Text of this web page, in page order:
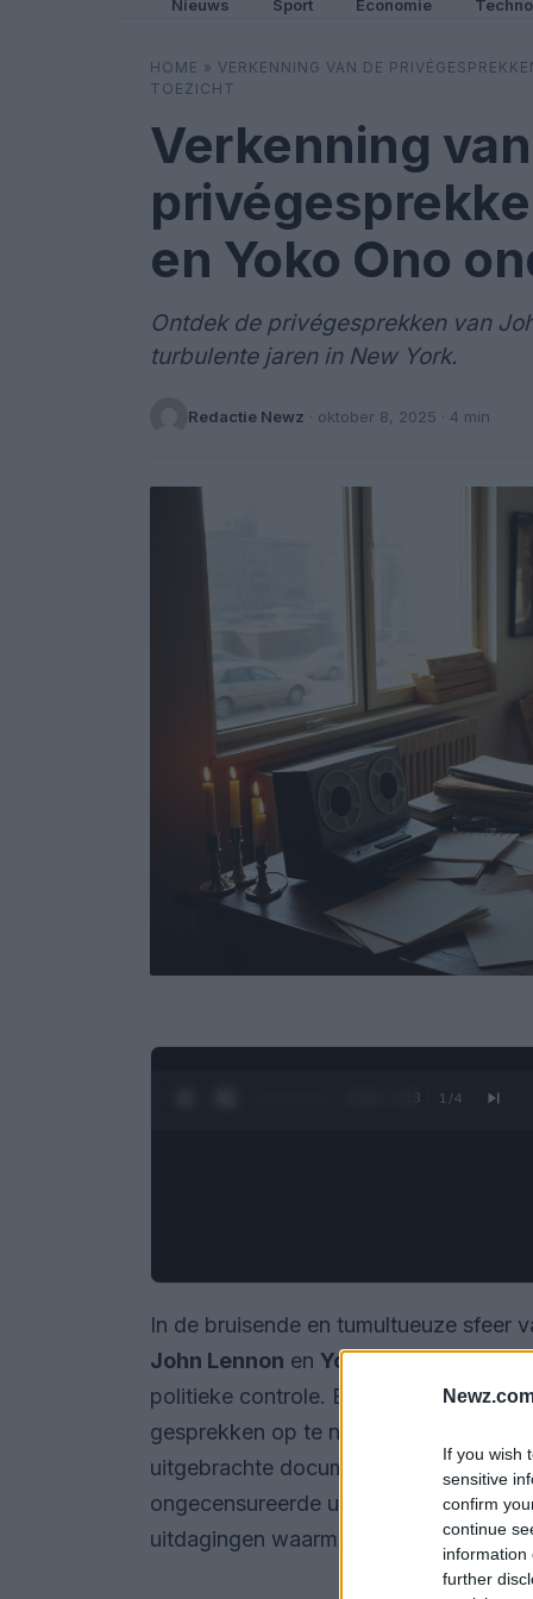
If you wish
sensitive
confirm
continue
information
further
Nieuws Sport Economie
HOME » VERKENNING VAN DE
TOEZICHT
Verkenning
en Yoko Ono
Ontdek de privégesprekken van
turbulente jaren in New York.
Redactie Newz · oktober 8, 2025 · 4 min
0:24 / 1:23 1 /4
In de bruisende en tumultueuze sfeer
John Lennon en Yoko Onozich in een
politieke controle. Bezorgd over
gesprekken op te nemen, uit vrees
uitgebrachte documentaire
One to
ongecensureerde uitwisselingen en
uitdagingen waarmee ze werden